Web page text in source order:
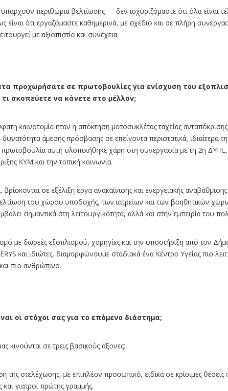
περιθώρια βελτίωσης — δεν ισχυριζόμαστε ότι όλα είναι
είναι ότι εργαζόμαστε καθημερινά, με σχέδιο και σε πλήρη
με αξιοπιστία και συνέχεια.
προχωρήσατε σε πρωτοβουλίες για ενίσχυση του
τι σκοπεύετε να κάνετε στο μέλλον;
καινοτομία ήταν η απόκτηση μοτοσυκλέτας ταχείας
δυνατότητα άμεσης πρόσβασης σε επείγοντα περιστατικά, ιδιαίτερα
αυτή υλοποιήθηκε χάρη στη συνεργασία με τη 2η
ΚΥΜ και την τοπική κοινωνία.
σε εξέλιξη έργα ανακαίνισης και ενεργειακής
του χώρου υποδοχής, των ιατρείων και των βοηθητικών
σημαντικά στη λειτουργικότητα, αλλά και στην εμπειρία του
με δωρεές εξοπλισμού, χορηγίες και την υποστήριξη από τον
και ιδιώτες, διαμορφώνουμε σταδιακά ένα Κέντρο Υγείας πιο
πιο ανθρώπινο.
οι στόχοι σας για το επόμενο διάστημα;
κινούνται σε τρεις βασικούς άξονες:
της στελέχωσης, με επιπλέον προσωπικό, ειδικά σε κρίσιμες
και γιατροί πρώτης γραμμής.